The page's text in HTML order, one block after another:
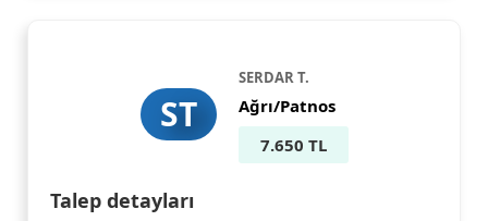
ST
SERDAR T.
Ağrı/Patnos
7.650 TL
Talep detayları